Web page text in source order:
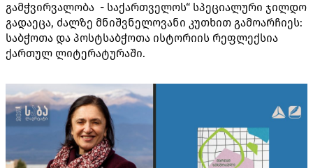
გამჭვირვალობა - საქართველოს“ სპეციალური ჯილდო
გადაეცა, ძალზე მნიშვნელოვანი კუთხით გამოარჩიეს:
საბჭოთა და პოსტსაბჭოთა ისტორიის რეფლექსია
ქართულ ლიტერატურაში.